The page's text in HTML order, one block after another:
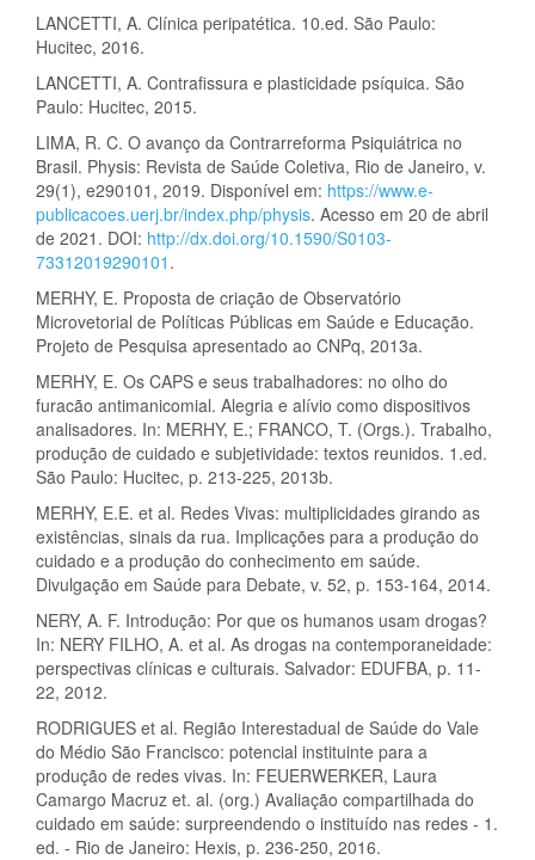
LANCETTI, A. Clínica peripatética. 10.ed. São Paulo:
Hucitec, 2016.
LANCETTI, A. Contrafissura e plasticidade psíquica. São
Paulo: Hucitec, 2015.
LIMA, R. C. O avanço da Contrarreforma Psiquiátrica no
Brasil. Physis: Revista de Saúde Coletiva, Rio de Janeiro, v.
29(1), e290101, 2019. Disponível em: https://www.e-
publicacoes.uerj.br/index.php/physis. Acesso em 20 de abril
de 2021. DOI: http://dx.doi.org/10.1590/S0103-
73312019290101 .
MERHY, E. Proposta de criação de Observatório
Microvetorial de Políticas Públicas em Saúde e Educação.
Projeto de Pesquisa apresentado ao CNPq, 2013a.
MERHY, E. Os CAPS e seus trabalhadores: no olho do
furacão antimanicomial. Alegria e alívio como dispositivos
analisadores. In: MERHY, E.; FRANCO, T. (Orgs.). Trabalho,
produção de cuidado e subjetividade: textos reunidos. 1.ed.
São Paulo: Hucitec, p. 213-225, 2013b.
MERHY, E.E. et al. Redes Vivas: multiplicidades girando as
existências, sinais da rua. Implicações para a produção do
cuidado e a produção do conhecimento em saúde.
Divulgação em Saúde para Debate, v. 52, p. 153-164, 2014.
NERY, A. F. Introdução: Por que os humanos usam drogas?
In: NERY FILHO, A. et al. As drogas na contemporaneidade:
perspectivas clínicas e culturais. Salvador: EDUFBA, p. 11-
22, 2012.
RODRIGUES et al. Região Interestadual de Saúde do Vale
do Médio São Francisco: potencial instituinte para a
produção de redes vivas. In: FEUERWERKER, Laura
Camargo Macruz et. al. (org.) Avaliação compartilhada do
cuidado em saúde: surpreendendo o instituído nas redes - 1.
ed. - Rio de Janeiro: Hexis, p. 236-250, 2016.